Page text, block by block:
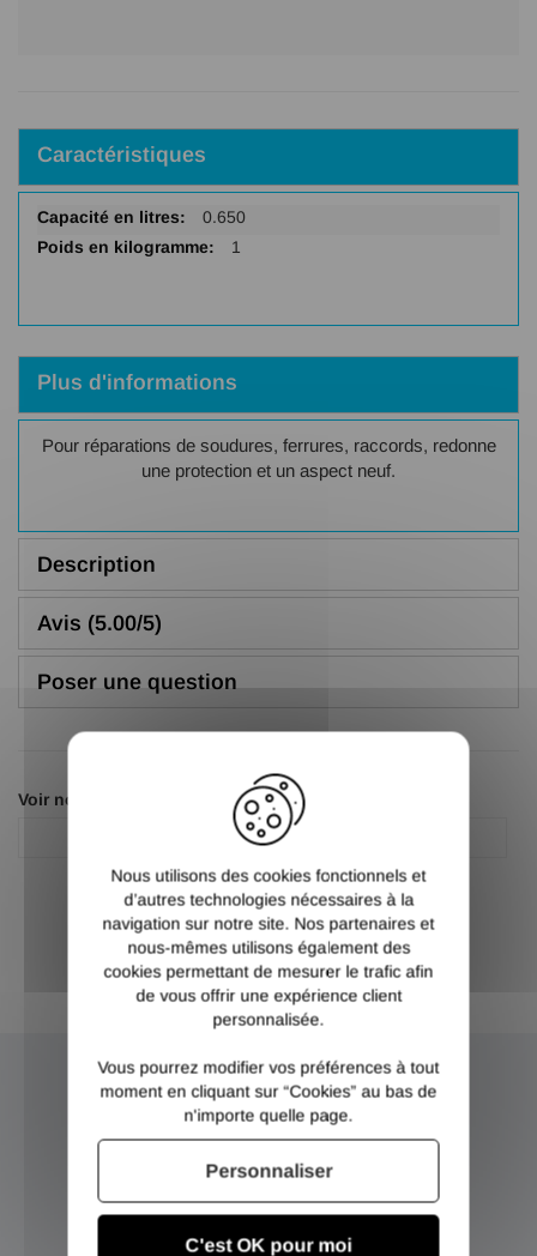
Caractéristiques
Plus
d'infos
0.650
1
Plus d'informations
Pour réparations de soudures, ferrures, raccords, redonne
une protection et un aspect neuf.
Description
Avis (5.00/5)
Poser une question
Voir nos autres pages :
NEWSLETTER
OK
Nous utilisons des cookies fonctionnels et
d’autres technologies nécessaires à la
navigation sur notre site. Nos partenaires et
nous-mêmes utilisons également des
cookies permettant de mesurer le trafic afin
de vous offrir une expérience client
personnalisée.
Vous pourrez modifier vos préférences à tout
moment en cliquant sur “Cookies” au bas de
n'importe quelle page.
C'est OK pour moi
Personnaliser